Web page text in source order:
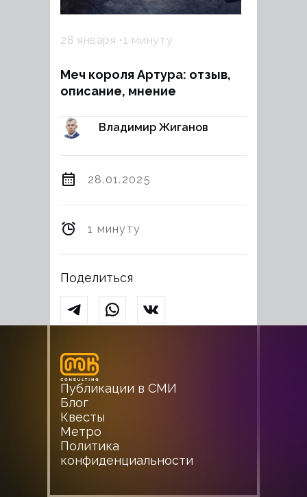
Владимир Жиганов
28.01.2025
1 минуту
Поделиться
28 января 1 минуту
Меч короля Артура: отзыв,
описание, мнение
Публикации в СМИ
Блог
Квесты
Метро
Политика
конфиденциальности